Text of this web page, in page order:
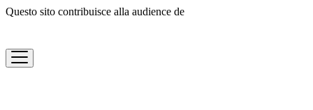
Questo sito contribuisce alla audience de